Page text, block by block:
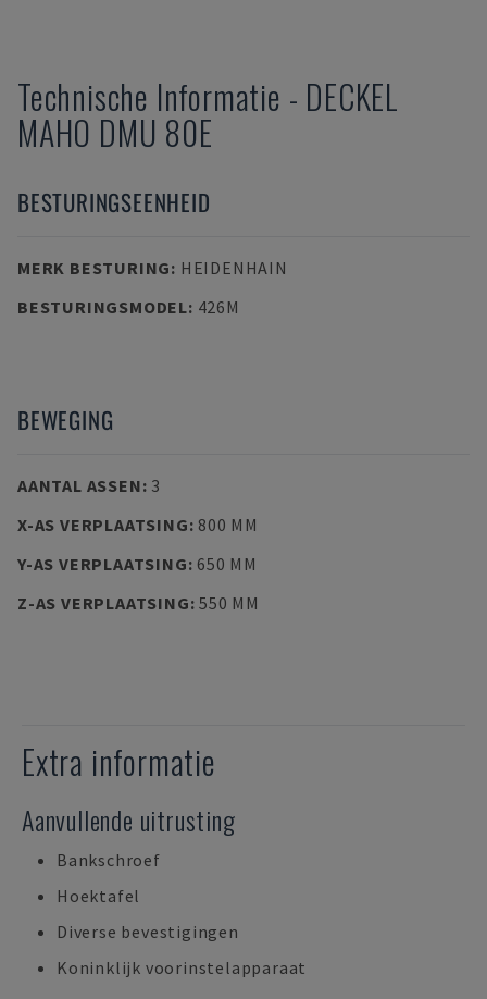
Technische Informatie - DECKEL
MAHO DMU 80E
BESTURINGSEENHEID
MERK BESTURING: HEIDENHAIN
BESTURINGSMODEL: 426M
BEWEGING
AANTAL ASSEN: 3
X-AS VERPLAATSING: 800 MM
Y-AS VERPLAATSING: 650 MM
Z-AS VERPLAATSING:550 MM
Extra informatie
Aanvullende uitrusting
Bankschroef
Hoektafel
Diverse bevestigingen
Koninklijk voorinstelapparaat